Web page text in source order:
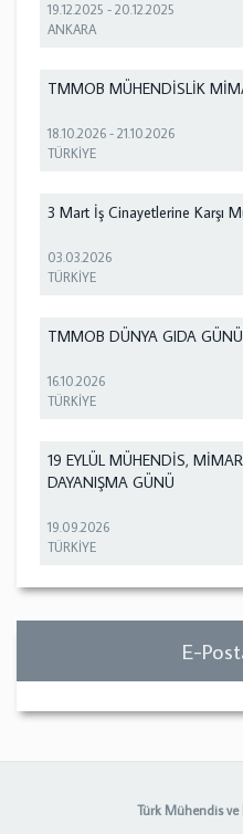
19.12.2025 -20.12.2025
ANKARA
TMMOB MÜHENDİSLİK
18.10.2026 -21.10.2026
TÜRKİYE
3 Mart İş Cinayetlerine Karşı
03.03.2026
TÜRKİYE
TMMOB DÜNYA GIDA GÜNÜ
16.10.2026
TÜRKİYE
19 EYLÜL MÜHENDİS,
DAYANIŞMA GÜNÜ
19.09.2026
TÜRKİYE
E-
Türk Mühendis ve